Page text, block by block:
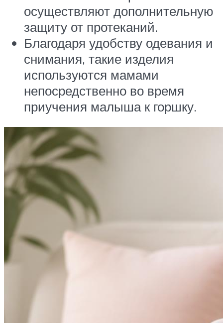
осуществляют дополнительную
защиту от протеканий.
Благодаря удобству одевания и
снимания, такие изделия
используются мамами
непосредственно во время
приучения малыша к горшку.